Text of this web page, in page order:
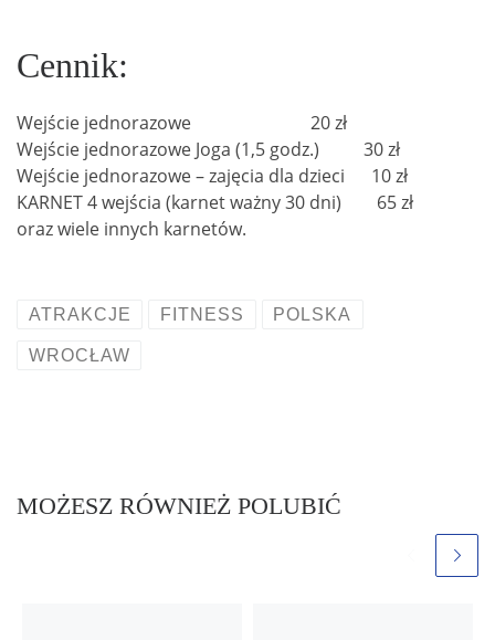
Cennik:
Wejście jednorazowe 20 zł
Wejście jednorazowe Joga (1,5 godz.) 30 zł
Wejście jednorazowe – zajęcia dla dzieci 10 zł
KARNET 4 wejścia (karnet ważny 30 dni) 65 zł
oraz wiele innych karnetów.
ATRAKCJE FITNESS POLSKA
WROCŁAW
MOŻESZ RÓWNIEŻ POLUBIĆ